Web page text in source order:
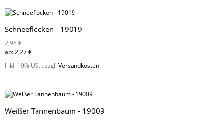
Schneeflocken - 19019
2,98 €
ab:2,27 €
Inkl. 19% USt., zzgl. Versandkosten
Weißer Tannenbaum - 19009